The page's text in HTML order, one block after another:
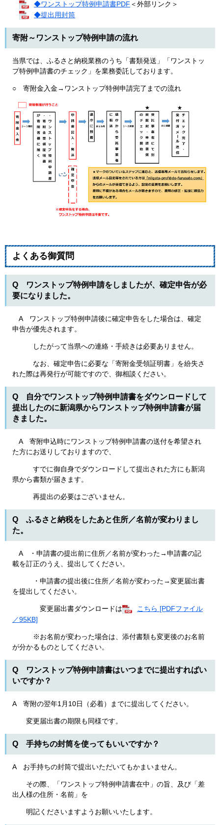
◆ワンストップ特例申請書PDF ＜外部リンク＞
◆提出用封筒
寄附～ワンストップ特例申請の流れ
当県では、ふるさと納税業務のうち「書類発送」「ワンストッ
プ特例申請書のチェック」を業務委託しております。
○ 寄附金入金→ワンストップ特例申請完了までの流れ
よくある御質問
Q ワンストップ特例申請をしましたが、確定申告が必
要になりました。
A ワンストップ特例申請後に確定申告をした場合は、確定
申告が優先されます。
したがって当県への連絡・手続きは必要ありません。
なお、確定申告に必要な「寄附金受領証明書」を紛失さ
れた際は再発行が可能ですので、御相談ください。
Q 自分でワンストップ特例申請書をダウンロードして
提出したのに新潟県からワンストップ特例申請書が届
きました。
A 寄附申込時にワンストップ特例申請書の送付を希望され
た方にお送りしておりますので、
すでに御自身でダウンロードして提出された方にも新潟
県から書類が届きます。
再提出の必要はございません。
Q ふるさと納税をしたあと住所／名前が変わりまし
た。
A ・申請書の提出前に住所／名前が変わった→申請書の記
載を訂正のうえ、提出してください。
・申請書の提出後に住所／名前が変わった→変更届出書
を提出してください。
変更届出書ダウンロードは
こちら [PDFファイル
／95KB]
※お名前が変わった場合は、添付書類も変更後のお名前
が分かるものとしてください。
Q ワンストップ特例申請書はいつまでに提出すればい
いですか？
A 寄附の翌年1月10日（必着）までに提出してください。
変更届出書の期限も同様です。
Q 手持ちの封筒を使ってもいいですか？
A お手持ちの封筒で提出いただいてもかまいません。
その際、「ワンストップ特例申請書在中」の旨、及び「差
出人様の住所・名前」を
明記くださいますようお願いいたします。